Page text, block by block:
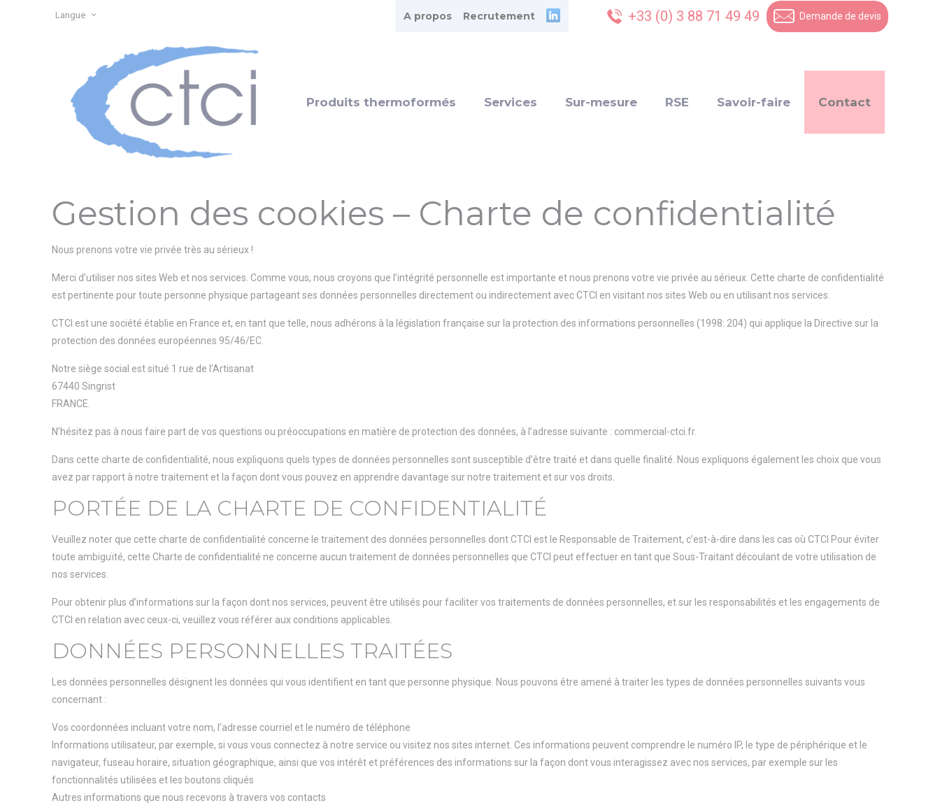
+33 (0) 3 88 71 49 49 Demande de devis
A propos Recrutement
Produits thermoformés Services Sur-mesure RSE Savoir-faire Contact
Langue
Gestion des cookies – Charte de confidentialité
Nous prenons votre vie privée très au sérieux !
Merci d’utiliser nos sites Web et nos services. Comme vous, nous croyons que l’intégrité personnelle est importante et nous prenons votre vie privée au sérieux. Cette charte de confidentialité
est pertinente pour toute personne physique partageant ses données personnelles directement ou indirectement avec CTCI en visitant nos sites Web ou en utilisant nos services.
CTCI est une société établie en France et, en tant que telle, nous adhérons à la législation française sur la protection des informations personnelles (1998: 204) qui applique la Directive sur la
protection des données européennes 95/46/EC.
Notre siège social est situé 1 rue de l’Artisanat
67440 Singrist
FRANCE.
N’hésitez pas à nous faire part de vos questions ou préoccupations en matière de protection des données, à l’adresse suivante : commercial-ctci.fr.
Dans cette charte de confidentialité, nous expliquons quels types de données personnelles sont susceptible d’être traité et dans quelle finalité. Nous expliquons également les choix que vous
avez par rapport à notre traitement et la façon dont vous pouvez en apprendre davantage sur notre traitement et sur vos droits.
PORTÉE DE LA CHARTE DE CONFIDENTIALITÉ
Veuillez noter que cette charte de confidentialité concerne le traitement des données personnelles dont CTCI est le Responsable de Traitement, c’est-à-dire dans les cas où CTCI Pour éviter
toute ambiguïté, cette Charte de confidentialité ne concerne aucun traitement de données personnelles que CTCI peut effectuer en tant que Sous-Traitant découlant de votre utilisation de
nos services.
Pour obtenir plus d’informations sur la façon dont nos services, peuvent être utilisés pour faciliter vos traitements de données personnelles, et sur les responsabilités et les engagements de
CTCI en relation avec ceux-ci, veuillez vous référer aux conditions applicables.
DONNÉES PERSONNELLES TRAITÉES
Les données personnelles désignent les données qui vous identifient en tant que personne physique. Nous pouvons être amené à traiter les types de données personnelles suivants vous
concernant :
Vos coordonnées incluant votre nom, l’adresse courriel et le numéro de téléphone
Informations utilisateur, par exemple, si vous vous connectez à notre service ou visitez nos sites internet. Ces informations peuvent comprendre le numéro IP, le type de périphérique et le
navigateur, fuseau horaire, situation géographique, ainsi que vos intérêt et préférences des informations sur la façon dont vous interagissez avec nos services, par exemple sur les
fonctionnalités utilisées et les boutons cliqués
Autres informations que nous recevons à travers vos contacts